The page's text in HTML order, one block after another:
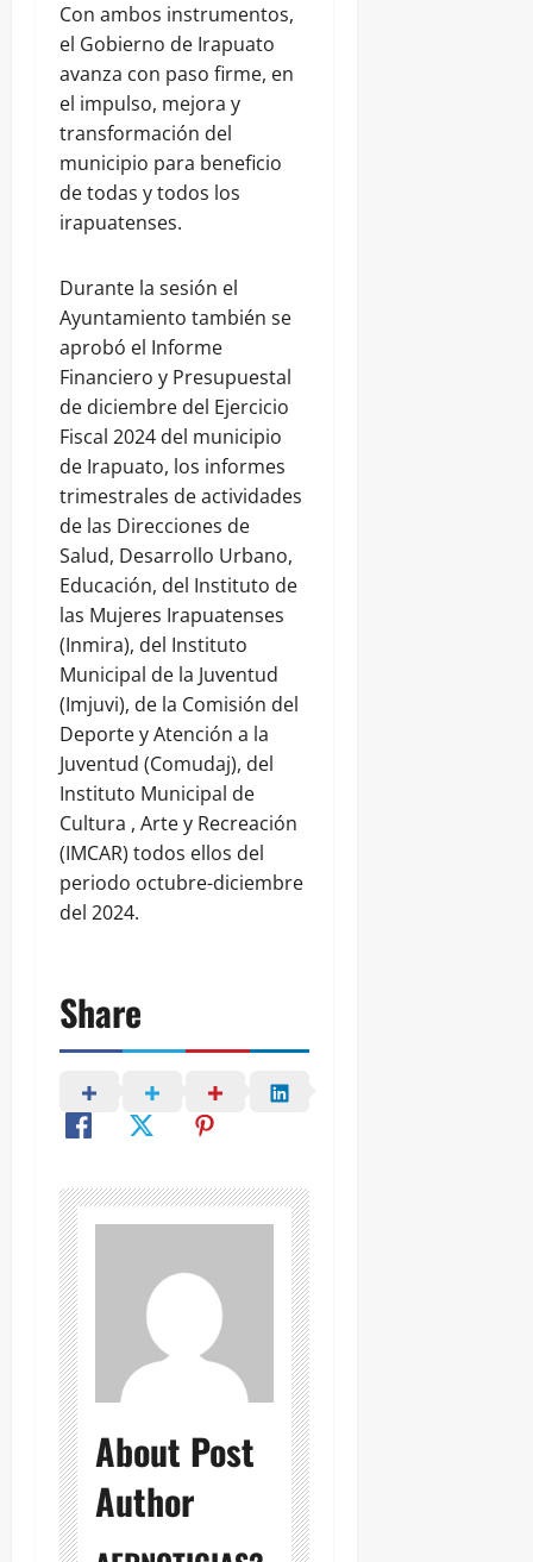
Con ambos instrumentos,
el Gobierno de Irapuato
avanza con paso firme, en
el impulso, mejora y
transformación del
municipio para beneficio
de todas y todos los
irapuatenses.
Durante la sesión el
Ayuntamiento también se
aprobó el Informe
Financiero y Presupuestal
de diciembre del Ejercicio
Fiscal 2024 del municipio
de Irapuato, los informes
trimestrales de actividades
de las Direcciones de
Salud, Desarrollo Urbano,
Educación, del Instituto de
las Mujeres Irapuatenses
(Inmira), del Instituto
Municipal de la Juventud
(Imjuvi), de la Comisión del
Deporte y Atención a la
Juventud (Comudaj), del
Instituto Municipal de
Cultura , Arte y Recreación
(IMCAR) todos ellos del
periodo octubre-diciembre
del 2024.
Share
About Post
Author